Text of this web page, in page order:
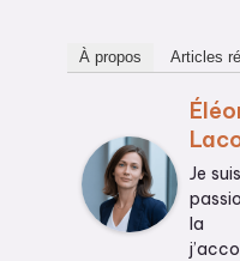
À propos Articles
Je
la